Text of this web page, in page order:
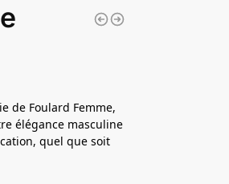
de Foulard Femme,
élégance masculine
quel que soit